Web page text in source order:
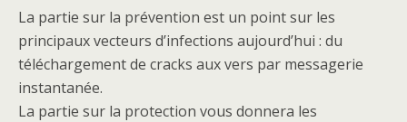
La partie sur la prévention est un point sur les
principaux vecteurs d’infections aujourd’hui : du
téléchargement de cracks aux vers par messagerie
instantanée.
La partie sur la protection vous donnera les